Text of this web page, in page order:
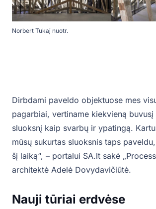
Norbert Tukaj nuotr.
Dirbdami paveldo objektuose mes
pagarbiai, vertiname kiekvieną buvusį
sluoksnį kaip svarbų ir ypatingą.
mūsų sukurtas sluoksnis taps
šį laiką“, – portalui SA.lt sakė
architektė Adelė Dovydavičiūtė.
Nauji tūriai erdvėse